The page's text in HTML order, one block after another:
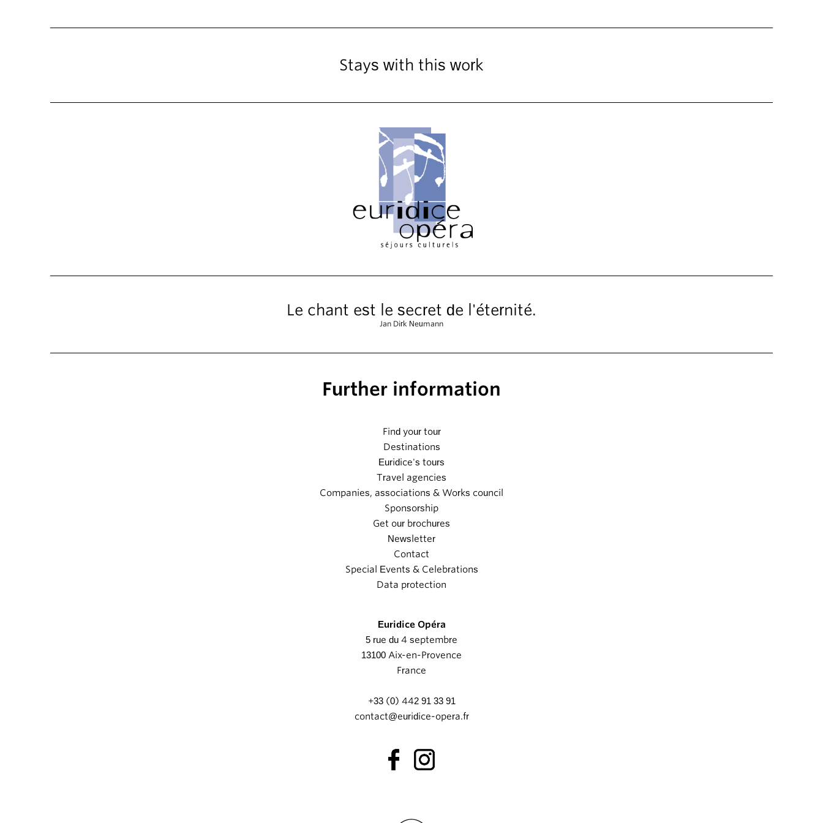
Stays with this work
Le chant est le secret de l'éternité.
Jan Dirk Neumann
Further information
Find your tour
Destinations
Euridice's tours
Travel agencies
Companies, associations & Works council
Sponsorship
Get our brochures
Newsletter
Contact
Special Events & Celebrations
Data protection
Euridice Opéra
5 rue du 4 septembre
13100 Aix-en-Provence
France
+33 (0) 442 91 33 91
contact@euridice-opera.fr